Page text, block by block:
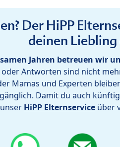
Der HiPP
deinen Liebling
Jahren betreuen wir
oder Antworten sind nicht
Mamas und Experten
Damit du auch
HiPP Elternservice über